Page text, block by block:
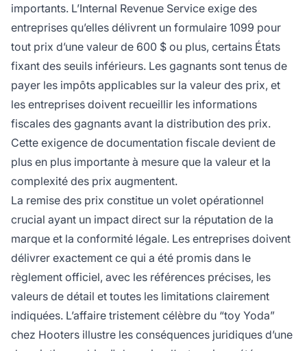
importants. L’Internal Revenue Service exige des
entreprises qu’elles délivrent un formulaire 1099 pour
tout prix d’une valeur de 600 $ ou plus, certains États
fixant des seuils inférieurs. Les gagnants sont tenus de
payer les impôts applicables sur la valeur des prix, et
les entreprises doivent recueillir les informations
fiscales des gagnants avant la distribution des prix.
Cette exigence de documentation fiscale devient de
plus en plus importante à mesure que la valeur et la
complexité des prix augmentent.
La remise des prix constitue un volet opérationnel
crucial ayant un impact direct sur la réputation de la
marque et la conformité légale. Les entreprises doivent
délivrer exactement ce qui a été promis dans le
règlement officiel, avec les références précises, les
valeurs de détail et toutes les limitations clairement
indiquées. L’affaire tristement célèbre du “toy Yoda”
chez Hooters illustre les conséquences juridiques d’une